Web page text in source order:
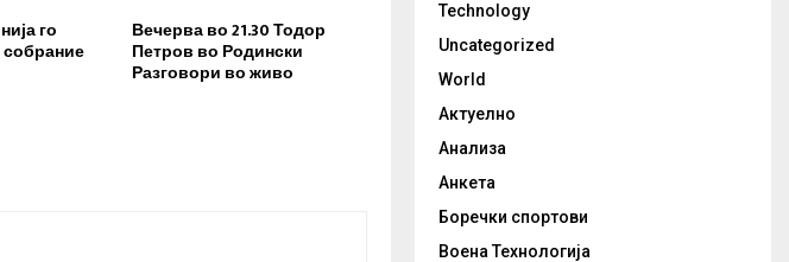
го Вечерва во 21.30 Тодор
Петров во Родински
Разговори во живо
Technology
Uncategorized
World
Актуелно
Анализа
Анкета
Боречки спортови
Воена Технологија